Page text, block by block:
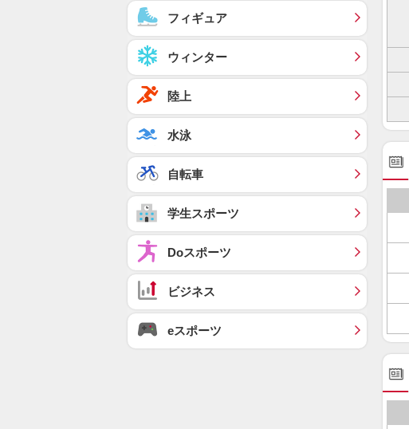
フィギュア
ウィンター
陸上
水泳
自転車
学生スポーツ
Doスポーツ
ビジネス
eスポーツ